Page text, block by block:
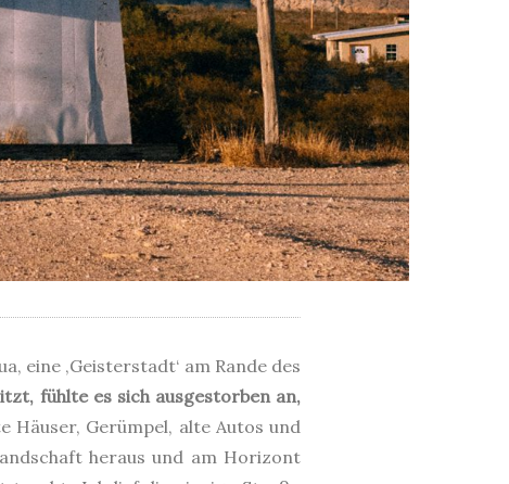
eine ‚Geisterstadt‘ am Rande des
fühlte es sich ausgestorben an,
Häuser, Gerümpel, alte Autos und
heraus und am Horizont